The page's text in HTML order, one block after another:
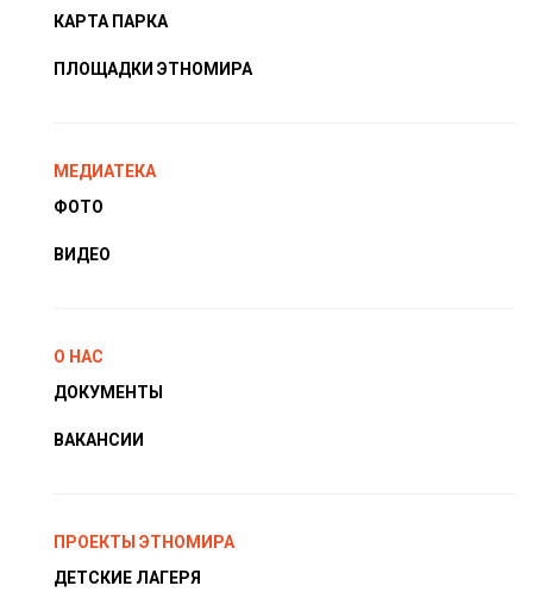
КАРТА ПАРКА
ПЛОЩАДКИ ЭТНОМИРА
МЕДИАТЕКА
ФОТО
ВИДЕО
О НАС
ДОКУМЕНТЫ
ВАКАНСИИ
ПРОЕКТЫ ЭТНОМИРА
ДЕТСКИЕ ЛАГЕРЯ